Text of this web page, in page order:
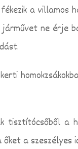
fékezik a villamos
ne érje
tisztítócsőből a
a szeszélyes